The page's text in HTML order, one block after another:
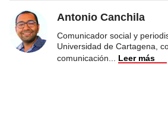
Antonio Canchila
Comunicador social y
Universidad de Cartagena,
comunicación
Leer más